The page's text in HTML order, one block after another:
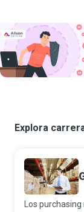
Explora
Los